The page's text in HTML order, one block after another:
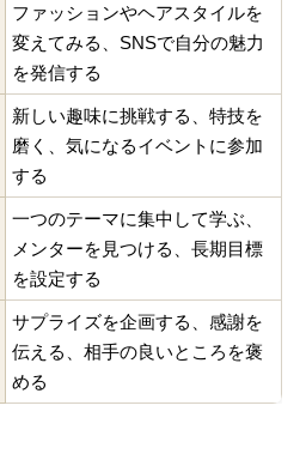
ファッションやヘアスタイルを
変えてみる、SNSで自分の魅力
を発信する
新しい趣味に挑戦する、特技を
磨く、気になるイベントに参加
する
一つのテーマに集中して学ぶ、
メンターを見つける、長期目標
を設定する
サプライズを企画する、感謝を
伝える、相手の良いところを褒
める